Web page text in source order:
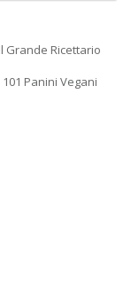
Grande Ricettario
Panini Vegani